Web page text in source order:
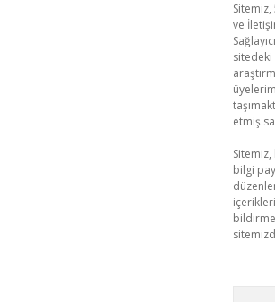
ve
etmiş
bilgi